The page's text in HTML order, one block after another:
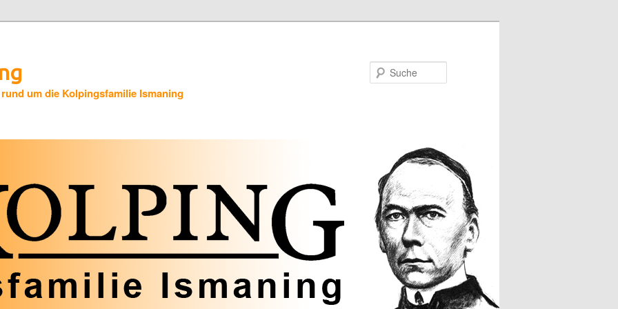
um die Kolpingsfamilie Ismaning